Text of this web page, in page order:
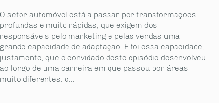
O setor automóvel está a passar por transformações
profundas e muito rápidas, que exigem dos
responsáveis pelo marketing e pelas vendas uma
grande capa­cidade de adaptação. E foi essa capacidade,
justamente, que o convidado deste episódio desenvolveu
ao longo de uma carreira em que passou por áreas
muito diferentes: o...